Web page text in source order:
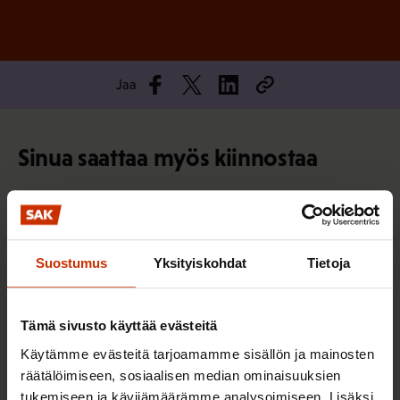
Suostumus Yksityiskohdat Tietoja
Tämä sivusto käyttää evästeitä
Käytämme evästeitä tarjoamamme sisällön ja mainosten
räätälöimiseen, sosiaalisen median ominaisuuksien
tukemiseen ja kävijämäärämme analysoimiseen. Lisäksi
Jaa
Sinua saattaa myös kiinnostaa
TERVE JA HYVÄ TYÖELÄMÄ